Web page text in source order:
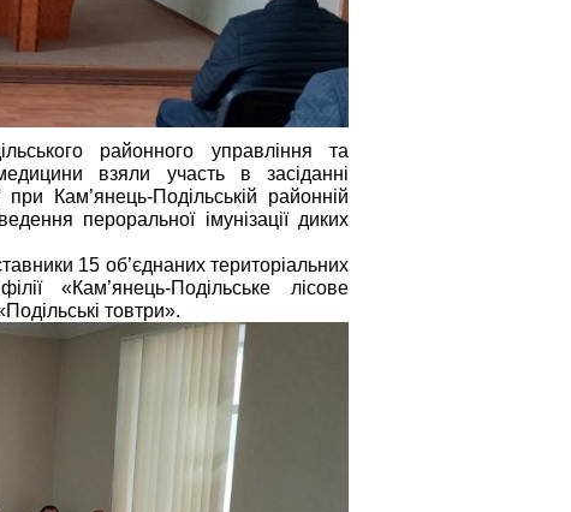
районного управління та
взяли участь в засіданні
при Кам’янець-Подільській районній
пероральної імунізації диких
15 об’єднаних територіальних
«Кам’янець-Подільське лісове
товтри».